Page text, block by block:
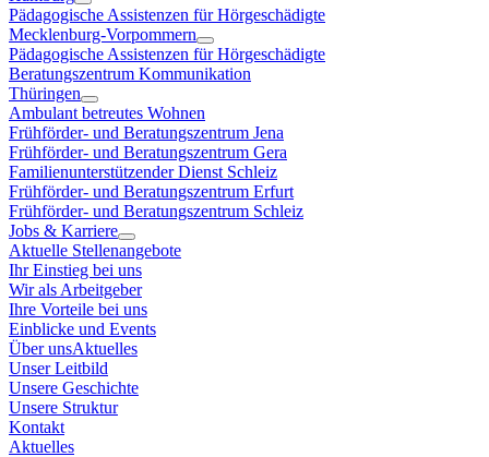
Pädagogische Assistenzen für Hörgeschädigte
Mecklenburg-Vorpommern
Pädagogische Assistenzen für Hörgeschädigte
Beratungszentrum Kommunikation
Thüringen
Ambulant betreutes Wohnen
Frühförder- und Beratungszentrum Jena
Frühförder- und Beratungszentrum Gera
Familienunterstützender Dienst Schleiz
Frühförder- und Beratungszentrum Erfurt
Frühförder- und Beratungszentrum Schleiz
Jobs & Karriere
Aktuelle Stellenangebote
Ihr Einstieg bei uns
Wir als Arbeitgeber
Ihre Vorteile bei uns
Einblicke und Events
Über unsAktuelles
Unser Leitbild
Unsere Geschichte
Unsere Struktur
Kontakt
Aktuelles